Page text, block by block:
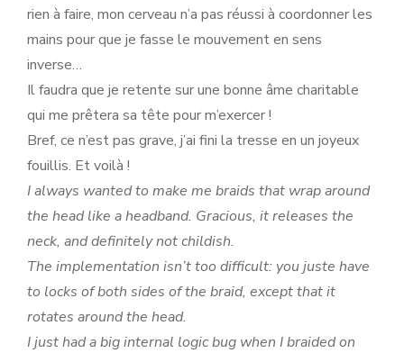
rien à faire, mon cerveau n’a pas réussi à coordonner les
mains pour que je fasse le mouvement en sens
inverse…
Il faudra que je retente sur une bonne âme charitable
qui me prêtera sa tête pour m’exercer !
Bref, ce n’est pas grave, j’ai fini la tresse en un joyeux
fouillis. Et voilà !
I always wanted to make me braids that wrap around
the head like a headband. Gracious, it releases the
neck, and definitely not childish.
The implementation isn’t too difficult: you juste have
to locks of both sides of the braid, except that it
rotates around the head.
I just had a big internal logic bug when I braided on